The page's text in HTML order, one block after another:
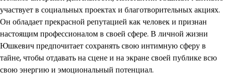
участвует в социальных проектах и благотворительных акциях.
Он обладает прекрасной репутацией как человек и признан
настоящим профессионалом в своей сфере. В личной жизни
Юшкевич предпочитает сохранять свою интимную сферу в
тайне, чтобы отдавать на сцене и на экране своей публике всю
свою энергию и эмоциональный потенциал.